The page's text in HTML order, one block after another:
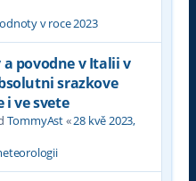
v roce 2023
povodne v Italii v
srazkove
i ve svete
TommyAst«28 kvě 2023,